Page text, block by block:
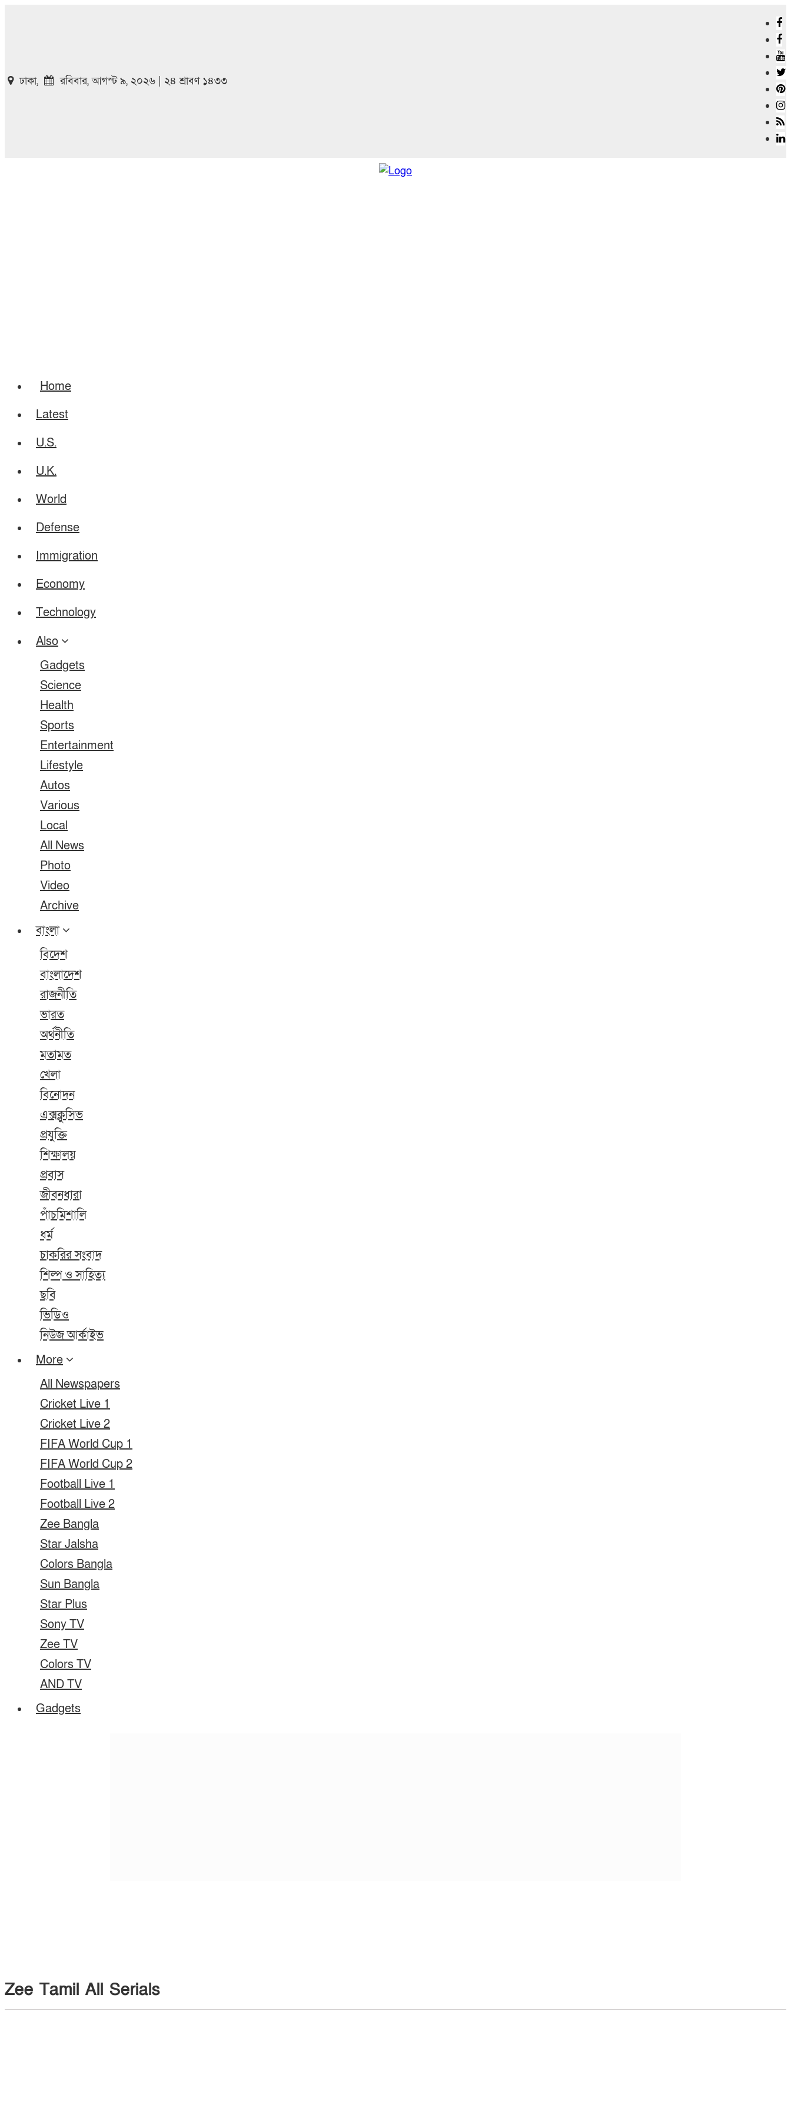
ঢাকা, রবিবার, আগস্ট ৯, ২০২৬ | ২৪ শ্রাবণ ১৪৩৩
Home
Latest
U.S.
U.K.
World
Defense
Immigration
Economy
Technology
Also
Gadgets
Science
Health
Sports
Entertainment
Lifestyle
Autos
Various
Local
All News
Photo
Video
Archive
বাংলা
বিদেশ
বাংলাদেশ
রাজনীতি
ভারত
অর্থনীতি
মতামত
খেলা
বিনোদন
এক্সক্লুসিভ
প্রযুক্তি
শিক্ষালয়
প্রবাস
জীবনধারা
পাঁচমিশালি
ধর্ম
চাকরির সংবাদ
শিল্প ও সাহিত্য
ছবি
ভিডিও
নিউজ আর্কাইভ
More
All Newspapers
Cricket Live 1
Cricket Live 2
FIFA World Cup 1
FIFA World Cup 2
Football Live 1
Football Live 2
Zee Bangla
Star Jalsha
Colors Bangla
Sun Bangla
Star Plus
Sony TV
Zee TV
Colors TV
AND TV
Gadgets
Zee Tamil All Serials